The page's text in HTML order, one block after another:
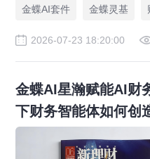
金蝶AI套件
金蝶灵基
2026-07-23 18:20:00
金蝶AI星瀚赋能AI财
下财务智能体如何创